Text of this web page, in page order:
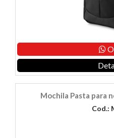
Mochila Pasta para
Cod.: